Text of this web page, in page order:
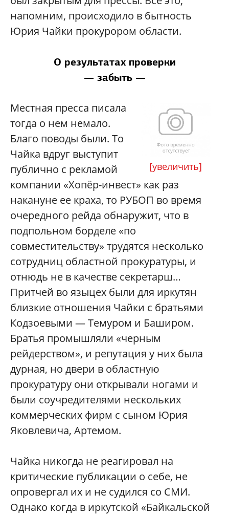
напомним, происходило в бытность
Юрия Чайки прокурором области.
О результатах проверки
— забыть —
[увеличить]
Местная пресса писала
тогда о нем немало.
Благо поводы были. То
Чайка вдруг выступит
публично с рекламой
компании «Хопёр-инвест» как раз
накануне ее краха, то РУБОП во время
очередного рейда обнаружит, что в
подпольном борделе «по
совместительству» трудятся несколько
сотрудниц областной прокуратуры, и
отнюдь не в качестве секретарш…
Притчей во языцех были для иркутян
близкие отношения Чайки с братьями
Кодзоевыми — Темуром и Баширом.
Братья промышляли «черным
рейдерством», и репутация у них была
дурная, но двери в областную
прокуратуру они открывали ногами и
были соучредителями нескольких
коммерческих фирм с сыном Юрия
Яковлевича, Артемом.
Чайка никогда не реагировал на
критические публикации о себе, не
опровергал их и не судился со СМИ.
Однако когда в иркутской «Байкальской